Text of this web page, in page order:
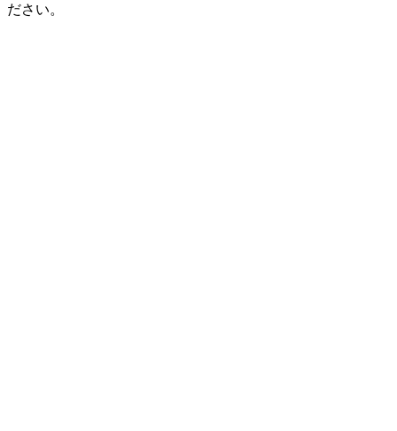
ださい。